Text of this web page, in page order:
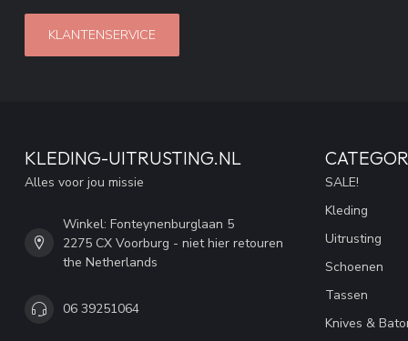
KLANTENSERVICE
KLEDING-UITRUSTING.NL
Alles voor jou missie
Winkel: Fonteynenburglaan 5
2275 CX Voorburg - niet hier retouren
the Netherlands
06 39251064
SALE!
Kleding
Uitrusting
Schoenen
Tassen
Knives &